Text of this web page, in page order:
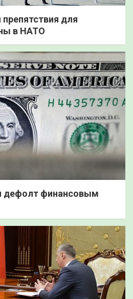
для
в НАТО
дефолт финансовым